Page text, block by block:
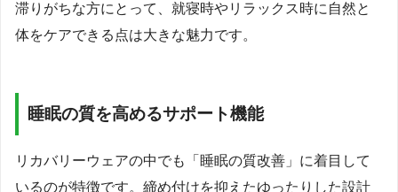
滞りがちな方にとって、就寝時やリラックス時に自然と
体をケアできる点は大きな魅力です。
睡眠の質を高めるサポート機能
リカバリーウェアの中でも「睡眠の質改善」に着目して
いるのが特徴です。締め付けを抑えたゆったりした設計